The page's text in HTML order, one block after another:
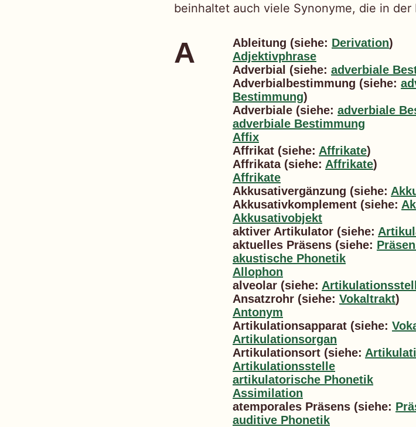
beinhaltet auch viele Synonyme, die in
A Ableitung (siehe: Derivation)
Adjektivphrase
Adverbial (siehe: adverbiale
Adverbialbestimmung (siehe:
Bestimmung)
Adverbiale (siehe: adverbiale
adverbiale Bestimmung
Affix
Affrikat (siehe: Affrikate)
Affrikata (siehe: Affrikate)
Affrikate
Akkusativergänzung (siehe:
Akkusativkomplement (siehe:
Akkusativobjekt
aktiver Artikulator (siehe:
aktuelles Präsens (siehe:
akustische Phonetik
Allophon
alveolar (siehe:
Ansatzrohr (siehe: Vokaltrakt)
Antonym
Artikulationsapparat (siehe:
Artikulationsorgan
Artikulationsort (siehe:
Artikulationsstelle
artikulatorische Phonetik
Assimilation
atemporales Präsens (siehe:
auditive Phonetik